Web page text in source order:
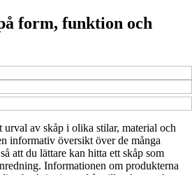
form, funktion och
urval av skåp i olika stilar, material och
informativ översikt över de många
att du lättare kan hitta ett skåp som
Informationen om produkterna